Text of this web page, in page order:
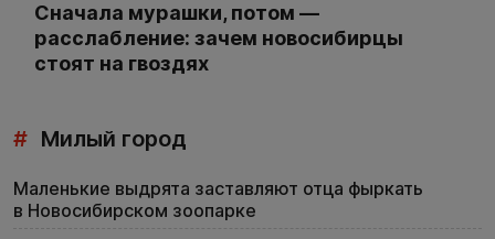
Сначала мурашки, потом —
расслабление: зачем новосибирцы
стоят на гвоздях
# Милый город
Маленькие выдрята заставляют отца фыркать
в Новосибирском зоопарке